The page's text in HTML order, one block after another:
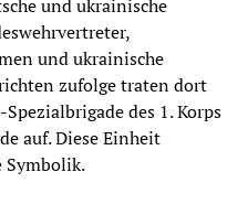
und ukrainische
und ukrainische
zufolge traten dort
des 1. Korps
auf. Diese Einheit
Symbolik.